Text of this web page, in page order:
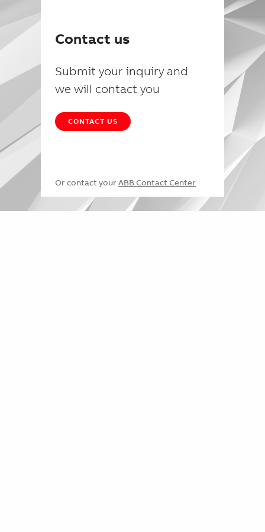
Contact us
Submit your inquiry and
we will contact you
CONTACT US
Or contact your ABB Contact Center